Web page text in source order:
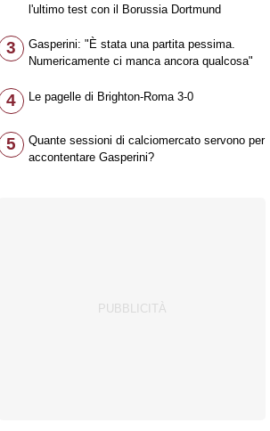
l'ultimo test con il Borussia Dortmund
3
Gasperini: "È stata una partita pessima.
Numericamente ci manca ancora qualcosa"
4 Le pagelle di Brighton-Roma 3-0
5
Quante sessioni di calciomercato servono per
accontentare Gasperini?